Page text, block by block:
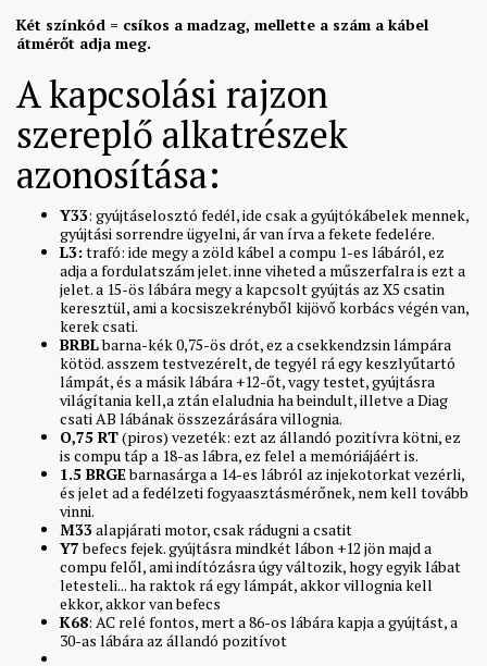
Két színkód = csíkos a madzag, mellette a szám a kábel
átmérőt adja meg.
A kapcsolási rajzon
szereplő alkatrészek
azonosítása:
Y33: gyújtáselosztó fedél, ide csak a gyújtókábelek mennek,
gyújtási sorrendre ügyelni, ár van írva a fekete fedelére.
L3: trafó: ide megy a zöld kábel a compu 1-es lábáról, ez
adja a fordulatszám jelet. inne viheted a műszerfalra is ezt a
jelet. a 15-ös lábára megy a kapcsolt gyújtás az X5 csatin
keresztül, ami a kocsiszekrényből kijövő korbács végén van,
kerek csati.
BRBLbarna-kék 0,75-ös drót, ez a csekkendzsin lámpára
kötöd. asszem testvezérelt, de tegyél rá egy keszlyűtartó
lámpát, és a másik lábára +12-őt, vagy testet, gyújtásra
világítania kell,a ztán elaludnia ha beindult, illetve a Diag
csati AB lábának összezárására villognia.
O,75 RT(piros) vezeték: ezt az állandó pozitívra kötni, ez
is compu táp a 18-as lábra, ez felel a memóriájáért is.
1.5 BRGEbarnasárga a 14-es lábról az injekotorkat vezérli,
és jelet ad a fedélzeti fogyaasztásmérőnek, nem kell tovább
vinni.
M33alapjárati motor, csak rádugni a csatit
Y7befecs fejek. gyújtásra mindkét lábon +12 jön majd a
compu felől, ami indítózásra úgy változik, hogy egyik lábat
letesteli... ha raktok rá egy lámpát, akkor villognia kell
ekkor, akkor van befecs
K68: AC relé fontos, mert a 86-os lábára kapja a gyújtást, a
30-as lábára az állandó pozitívot